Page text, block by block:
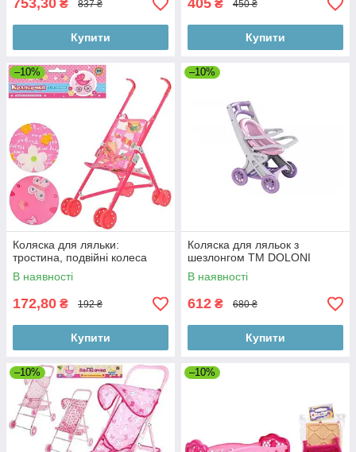
753,30 ₴ 837 ₴
Купити
405 ₴ 450 ₴
Купити
–10%
Коляска для ляльки:
тростина, подвійні колеса
В наявності
172,80 ₴ 192 ₴
Купити
–10%
Коляска для ляльок з
шезлонгом ТМ DOLONI
В наявності
612 ₴ 680 ₴
Купити
–10% –10%